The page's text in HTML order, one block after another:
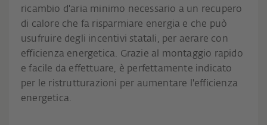
ricambio d'aria minimo necessario a un recupero
di calore che fa risparmiare energia e che può
usufruire degli incentivi statali, per aerare con
efficienza energetica. Grazie al montaggio rapido
e facile da effettuare, è perfettamente indicato
per le ristrutturazioni per aumentare l'efficienza
energetica.